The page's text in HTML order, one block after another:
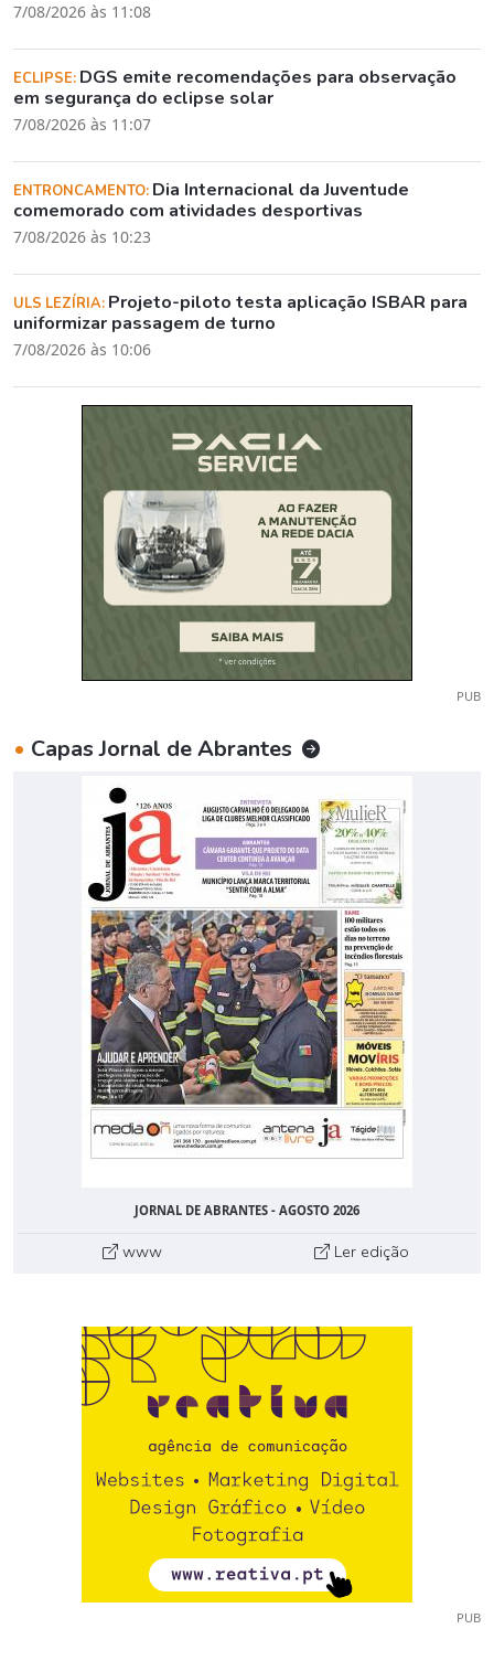
7/08/2026 às 11:08
ECLIPSE: DGS emite recomendações para observação
em segurança do eclipse solar
7/08/2026 às 11:07
ENTRONCAMENTO: Dia Internacional da Juventude
comemorado com atividades desportivas
7/08/2026 às 10:23
ULS LEZÍRIA: Projeto-piloto testa aplicação ISBAR para
uniformizar passagem de turno
7/08/2026 às 10:06
PUB
• Capas Jornal de Abrantes
JORNAL DE ABRANTES - AGOSTO 2026
www Ler edição
PUB